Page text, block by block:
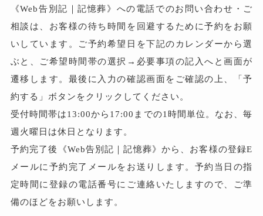
《Web告別記｜記憶葬》への電話でのお問い合わせ・ご
相談は、お客様の待ち時間を回避するために予約をお願
いしています。ご予約希望日を下記のカレンダーから選
ぶと、ご希望時間帯の選択→必要事項の記入へと画面が
遷移します。最後に入力の確認画面をご確認の上、「予
約する」ボタンをクリックしてください。
受付時間帯は13:00から17:00までの1時間単位。なお、毎
週火曜日は休日となります。
予約完了後《Web告別記｜記憶葬》から、お客様の登録E
メールに予約完了メールをお送りします。予約当日の指
定時間に登録の電話番号にご連絡いたしますので、ご準
備のほどをお願いします。